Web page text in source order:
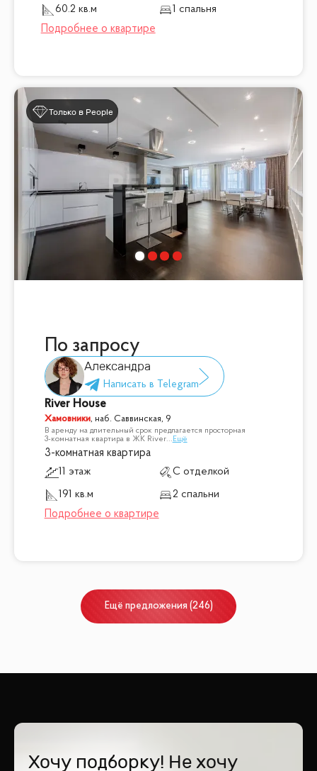
60.2 кв.м
1 спальня
Только в People
По запросу
Александра
River House
Хамовники, наб. Саввинская, 9
В аренду на длительный срок предлагается просторная
3-комнатная квартира в ЖК River... Ещё
3-комнатная квартира
11 этаж
С отделкой
191 кв.м
2 спальни
Ещё предложения (246)
Хочу подборку! Не хочу